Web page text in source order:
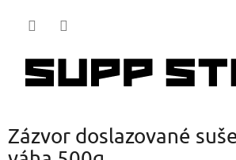
Zázvor doslazované